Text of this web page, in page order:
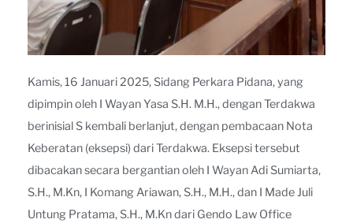
Kamis, 16 Januari 2025, Sidang Perkara Pidana, yang
dipimpin oleh I Wayan Yasa S.H. M.H., dengan Terdakwa
berinisial S kembali berlanjut, dengan pembacaan Nota
Keberatan (eksepsi) dari Terdakwa. Eksepsi tersebut
dibacakan secara bergantian oleh I Wayan Adi Sumiarta,
S.H., M.Kn, I Komang Ariawan, S.H., M.H., dan I Made Juli
Untung Pratama, S.H., M.Kn dari Gendo Law Office